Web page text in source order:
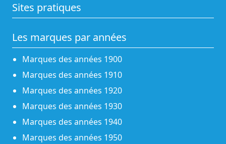
Sites pratiques
Les marques par années
Marques des années 1900
Marques des années 1910
Marques des années 1920
Marques des années 1930
Marques des années 1940
Marques des années 1950